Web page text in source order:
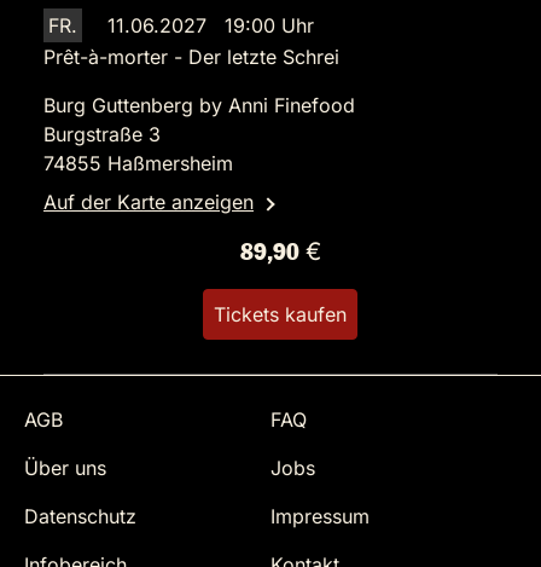
FR.
11.06.2027 19:00 Uhr
Prêt-à-morter - Der letzte Schrei
Burg Guttenberg by Anni Finefood
Burgstraße 3
74855 Haßmersheim
Auf der Karte anzeigen
89,90 €
Tickets kaufen
AGB
FAQ
Über uns
Jobs
Datenschutz
Impressum